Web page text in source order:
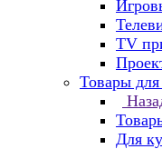
TV
Товары
Для